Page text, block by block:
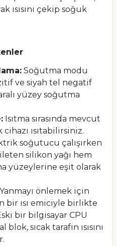
ısısını çekip soğuk
Soğutma modu
ve siyah tel negatif
yüzey soğutma
Isıtma sırasında mevcut
ısıtabilirsiniz.
soğutucu çalışırken
silikon yağı hem
yüzeylerine eşit olarak
Yanmayı önlemek için
bir ısı emiciyle birlikte
bir bilgisayar CPU
sıcak tarafın ısısını